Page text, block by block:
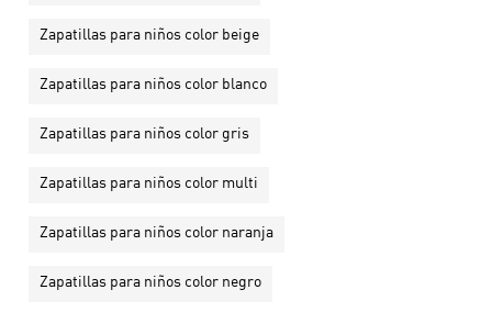
Zapatillas para niños color beige
Zapatillas para niños color blanco
Zapatillas para niños color gris
Zapatillas para niños color multi
Zapatillas para niños color naranja
Zapatillas para niños color negro